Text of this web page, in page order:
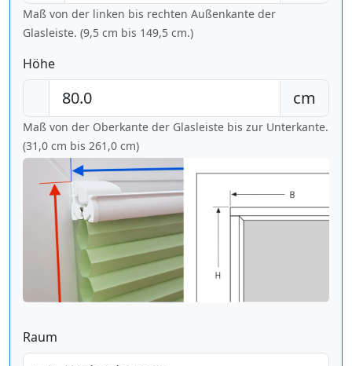
Maß von der linken bis rechten Außenkante der
Glasleiste. (9,5 cm bis 149,5 cm.)
Höhe
cm
Maß von der Oberkante der Glasleiste bis zur Unterkante.
(31,0 cm bis 261,0 cm)
Raum